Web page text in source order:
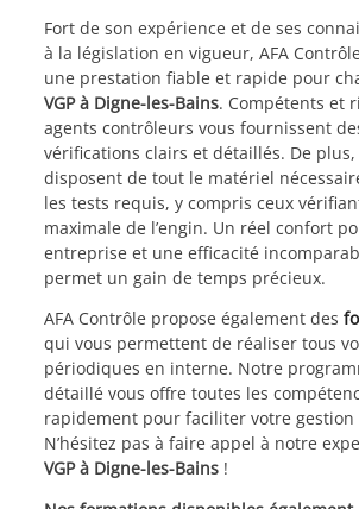
Fort de son expérience et de ses
à la législation en vigueur, AFA
une prestation fiable et rapide pour
VGP à Digne-les-Bains. Compétents et
agents contrôleurs vous fournissent
vérifications clairs et détaillés. De
disposent de tout le matériel
les tests requis, y compris ceux
maximale de l’engin. Un réel confort
entreprise et une efficacité
permet un gain de temps précieux.
AFA Contrôle propose également des
qui vous permettent de réaliser tous
périodiques en interne. Notre
détaillé vous offre toutes les
rapidement pour faciliter votre
N’hésitez pas à faire appel à notre
VGP à Digne-les-Bains !